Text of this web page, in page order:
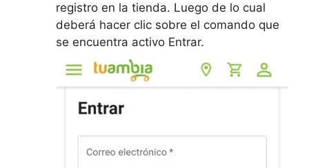
registro en la tienda. Luego de lo cual
deberá hacer clic sobre el comando que
se encuentra activo Entrar.